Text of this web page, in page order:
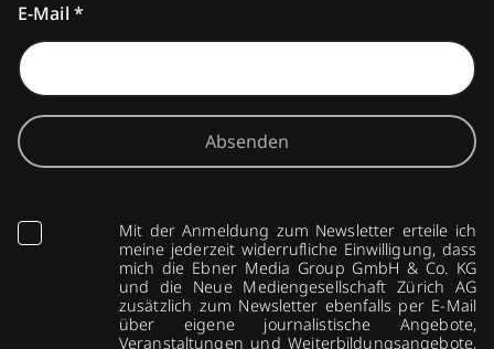
E-Mail *
Absenden
Mit der Anmeldung zum Newsletter erteile ich
meine jederzeit widerrufliche Einwilligung, dass
mich die Ebner Media Group GmbH & Co. KG
und die Neue Mediengesellschaft Zürich AG
zusätzlich zum Newsletter ebenfalls per E-Mail
über eigene journalistische Angebote,
Veranstaltungen und Weiterbildungsangebote,